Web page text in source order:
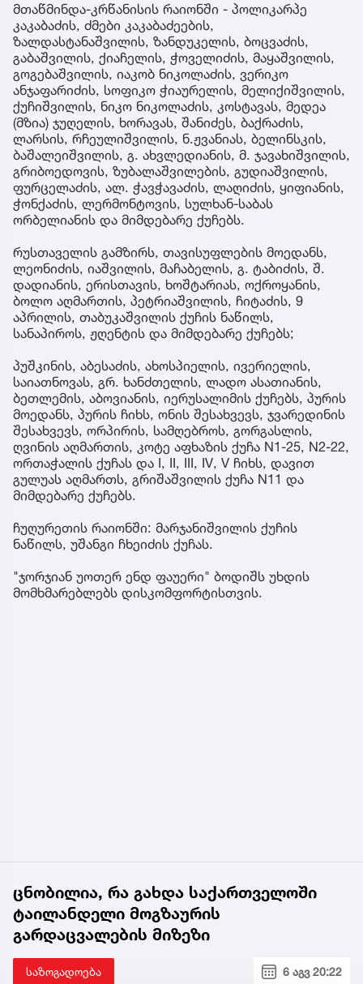
მთაწმინდა-კრწანისის რაიონში - პოლიკარპე
კაკაბაძის, ძმები კაკაბაძეების,
ზალდასტანაშვილის, ზანდუკელის, ბოცვაძის,
გაბაშვილის, ქიაჩელის, ჭოველიძის, მაყაშვილის,
გოგებაშვილის, იაკობ ნიკოლაძის, ვერიკო
ანჯაფარიძის, სოფიკო ჭიაურელის, მელიქიშვილის,
ქუჩიშვილის, ნიკო ნიკოლაძის, კოსტავას, მედეა
(მზია) ჯუღელის, ხორავას, შანიძეს, ბაქრაძის,
ლარსის, რჩეულიშვილის, ნ.ჟვანიას, ბელინსკის,
ბაშალეიშვილის, გ. ახვლედიანის, მ. ჯავახიშვილის,
გრიბოედოვის, ზუბალაშვილების, გუდიაშვილის,
ფურცელაძის, ალ. ჭავჭავაძის, ლაღიძის, ყიფიანის,
ჭონქაძის, ლერმონტოვის, სულხან-საბას
ორბელიანის და მიმდებარე ქუჩებს.
რუსთაველის გამზირს, თავისუფლების მოედანს,
ლეონიძის, იაშვილის, მაჩაბელის, გ. ტაბიძის, შ.
დადიანის, ერისთავის, ხოშტარიას, ოქროყანის,
ბოლო აღმართის, პეტრიაშვილის, ჩიტაძის, 9
აპრილის, თაბუკაშვილის ქუჩის ნაწილს,
სანაპიროს, ჟღენტის და მიმდებარე ქუჩებს;
პუშკინის, აბესაძის, ახოსპიელის, ივერიელის,
საიათნოვას, გრ. ხანძთელის, ლადო ასათიანის,
ბეთლემის, აბოვიანის, იერუსალიმის ქუჩებს, პურის
მოედანს, პურის ჩიხს, ონის შესახვევს, ჯვარედინის
შესახვევს, ორპირის, სამღებროს, გორგასლის,
ღვინის აღმართის, კოტე აფხაზის ქუჩა N1-25, N2-22,
ორთაჭალის ქუჩას და I, II, III, IV, V ჩიხს, დავით
გულუას აღმართს, გრიშაშვილის ქუჩა N11 და
მიმდებარე ქუჩებს.
ჩუღურეთის რაიონში: მარჯანიშვილის ქუჩის
ნაწილს, უშანგი ჩხეიძის ქუჩას.
"ჯორჯიან უოთერ ენდ ფაუერი" ბოდიშს უხდის
მომხმარებლებს დისკომფორტისთვის.
ცნობილია, რა გახდა საქართველოში
ტაილანდელი მოგზაურის
გარდაცვალების მიზეზი
საზოგადოება 6 აგვ 20:22